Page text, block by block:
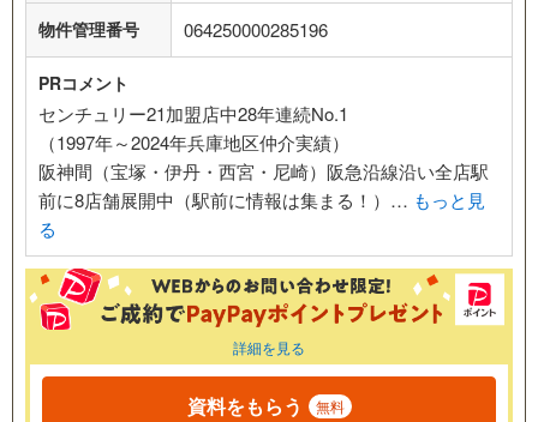
物件管理番号 064250000285196
PRコメント
センチュリー21加盟店中28年連続No.1
（1997年～2024年兵庫地区仲介実績）
阪神間（宝塚・伊丹・西宮・尼崎）阪急沿線沿い全店駅
前に8店舗展開中（駅前に情報は集まる！）… もっと見
る
詳細を見る
資料をもらう 無料